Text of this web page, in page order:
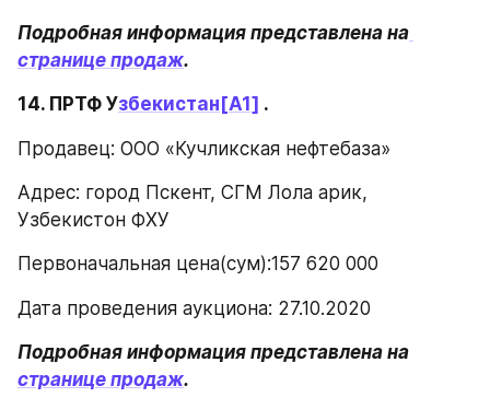
Подробная информация представлена на
странице продаж.
14. ПРТФ Узбекистан [А1] .
Продавец: ООО «Кучликская нефтебаза»
Адрес: город Пскент, СГМ Лола арик,
Узбекистон ФХУ
Первоначальная цена(сум):157 620 000
Дата проведения аукциона: 27.10.2020
странице продаж.